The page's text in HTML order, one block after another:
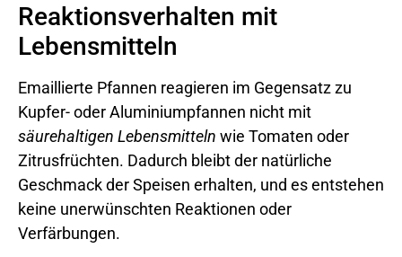
Reaktionsverhalten mit
Lebensmitteln
Emaillierte Pfannen reagieren im Gegensatz zu
Kupfer- oder Aluminiumpfannen nicht mit
säurehaltigen Lebensmitteln wie Tomaten oder
Zitrusfrüchten. Dadurch bleibt der natürliche
Geschmack der Speisen erhalten, und es entstehen
keine unerwünschten Reaktionen oder
Verfärbungen.